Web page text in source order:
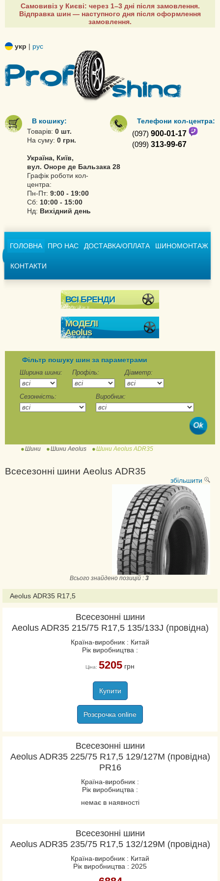
Самовивіз у Києві: через 1–3 дні після замовлення.
Відправка шин — наступного дня після оформлення
замовлення.
укр | рус
В кошику:
Товарів: 0 шт.
На суму: 0 грн.
Україна, Київ,
вул. Оноре де Бальзака 28
Графік роботи кол-
центра:
Пн-Пт: 9:00 - 19:00
Сб: 10:00 - 15:00
Нд: Вихідний день
Телефони кол-центра:
(097) 900-01-17
(099) 313-99-67
ГОЛОВНА ПРО НАС ДОСТАВКА/ОПЛАТА ШИНОМОНТАЖ
КОНТАКТИ
ВСІ БРЕНДИ
МОДЕЛІ
Aeolus
ADR35
ADR69
Neo Allroads D
Neo Allroads D+
Neo Fuel D
Фільтр пошуку шин за параметрами
Ширина шини: Профіль: Діаметр:
Сезонність: Виробник:
Шини Шини Aeolus Шини Aeolus ADR35
Всесезонні шини Aeolus ADR35
збільшити
Всього знайдено позицій : 3
Aeolus ADR35 R17,5
Всесезонні шини
Aeolus ADR35 215/75 R17,5 135/133J (провідна)
Країна-виробник : Китай
Рік виробництва :
Ціна: 5205грн
Купити
Розсрочка online
Всесезонні шини
Aeolus ADR35 225/75 R17,5 129/127M (провідна)
PR16
Країна-виробник :
Рік виробництва :
немає в наявності
Всесезонні шини
Aeolus ADR35 235/75 R17,5 132/129M (провідна)
Країна-виробник : Китай
Рік виробництва : 2025